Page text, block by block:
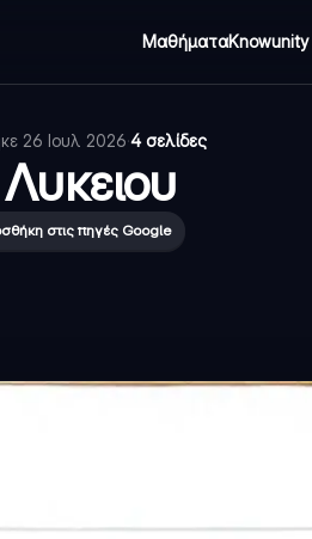
ΜαθήματαKnowunity
26 Ιουλ 2026·4 σελίδες
στις πηγές Google